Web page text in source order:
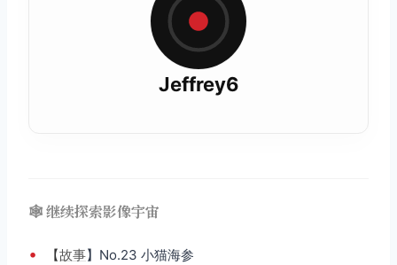
Jeffrey6
🕸️ 继续探索影像宇宙
• 【故事】No.23 小猫海参